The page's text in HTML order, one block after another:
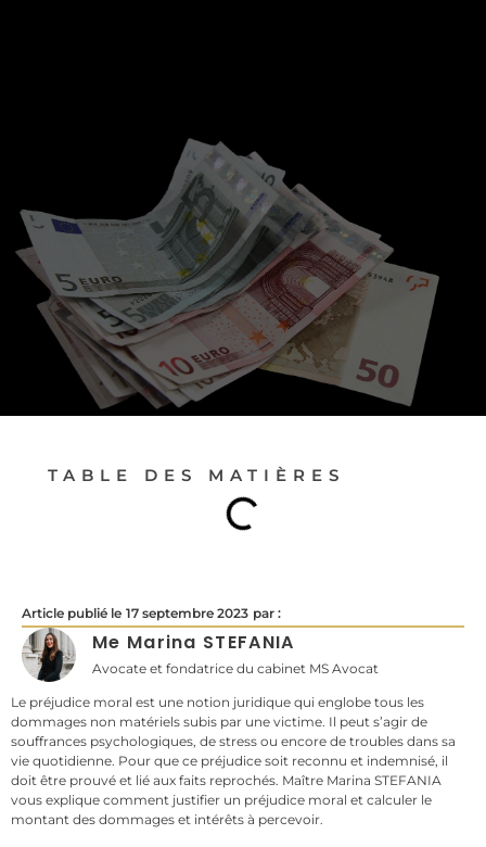
Article publié le 17 septembre 2023 par :
Me Marina STEFANIA
Avocate et fondatrice du cabinet MS Avocat
Le préjudice moral est une notion juridique qui englobe tous les
dommages non matériels subis par une victime. Il peut s’agir de
souffrances psychologiques, de stress ou encore de troubles dans sa
vie quotidienne. Pour que ce préjudice soit reconnu et indemnisé, il
doit être prouvé et lié aux faits reprochés. Maître Marina STEFANIA
vous explique comment justifier un préjudice moral et calculer le
montant des dommages et intérêts à percevoir.
TABLE DES MATIÈRES